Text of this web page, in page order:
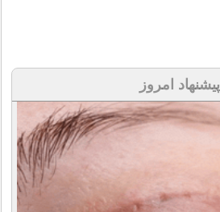
پیشنهاد امروز